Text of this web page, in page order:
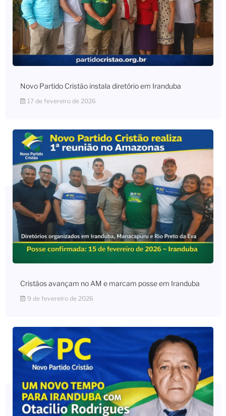
Novo Partido Cristão instala diretório em Iranduba
17 de fevereiro de 2026
Cristãos avançam no AM e marcam posse em Iranduba
9 de fevereiro de 2026